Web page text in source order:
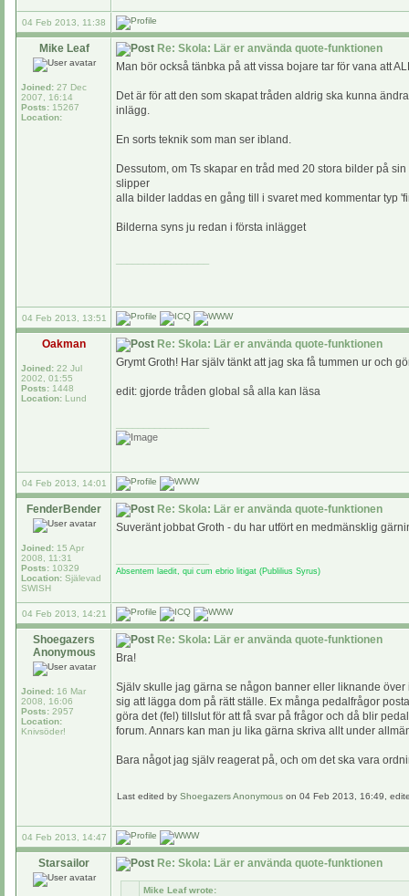
04 Feb 2013, 11:38
Mike Leaf
Joined: 27 Dec
2007, 16:14
Posts: 15267
Location:
Re: Skola: Lär er använda quote-funktionen
Man bör också tänbka på att vissa bojare tar för vana att
Det är för att den som skapat tråden aldrig ska kunna
inlägg.
En sorts teknik som man ser ibland.
Dessutom, om Ts skapar en tråd med 20 stora bilder på
slipper
alla bilder laddas en gång till i svaret med kommentar typ
Bilderna syns ju redan i första inlägget
04 Feb 2013, 13:51
Oakman
Joined: 22 Jul
2002, 01:55
Posts: 1448
Location: Lund
Re: Skola: Lär er använda quote-funktionen
Grymt Groth! Har själv tänkt att jag ska få tummen ur och
edit: gjorde tråden global så alla kan läsa
04 Feb 2013, 14:01
FenderBender
Joined: 15 Apr
2008, 11:31
Posts: 10329
Location: Själevad
SWISH
Re: Skola: Lär er använda quote-funktionen
Suveränt jobbat Groth - du har utfört en medmänsklig
Absentem laedit, qui cum ebrio litigat (Publilius Syrus)
04 Feb 2013, 14:21
Shoegazers
Anonymous
Joined: 16 Mar
2008, 16:06
Posts: 2957
Location:
Knivsöder!
Re: Skola: Lär er använda quote-funktionen
Bra!
Själv skulle jag gärna se någon banner eller liknande
sig att lägga dom på rätt ställe. Ex många pedalfrågor
göra det (fel) tillslut för att få svar på frågor och då blir
forum. Annars kan man ju lika gärna skriva allt under
Bara något jag själv reagerat på, och om det ska vara
Last edited by Shoegazers Anonymous on 04 Feb 2013, 16:49,
04 Feb 2013, 14:47
Starsailor Re: Skola: Lär er använda quote-funktionen
Mike Leaf wrote: